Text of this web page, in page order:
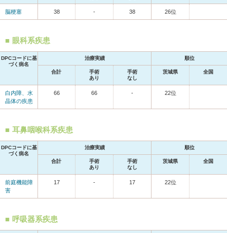
脳梗塞 38 - 38 26位
眼科系疾患
DPCコードに基
づく病名
治療実績 順位
合計
手術
あり
手術
なし
茨城県 全国
白内障、水
晶体の疾患
66 66 - 22位
耳鼻咽喉科系疾患
DPCコードに基
づく病名
治療実績 順位
合計
手術
あり
手術
なし
茨城県 全国
前庭機能障
害
17 - 17 22位
呼吸器系疾患